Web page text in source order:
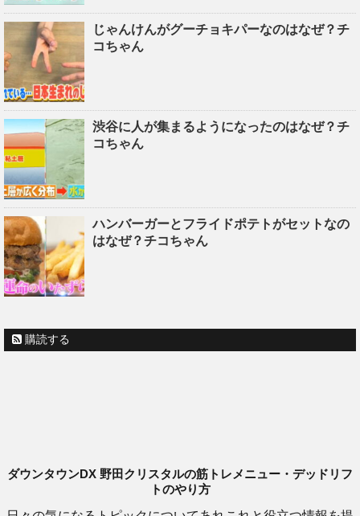
じゃんけんがグーチョキパーなのはなぜ？チ
コちゃん
渋谷に人が集まるようになったのはなぜ？チ
コちゃん
ハンバーガーとフライドポテトがセットなの
はなぜ？チコちゃん
購読する
ダウンタウンDX 野田クリスタルの筋トレメニュー・デッドリフ
トのやり方